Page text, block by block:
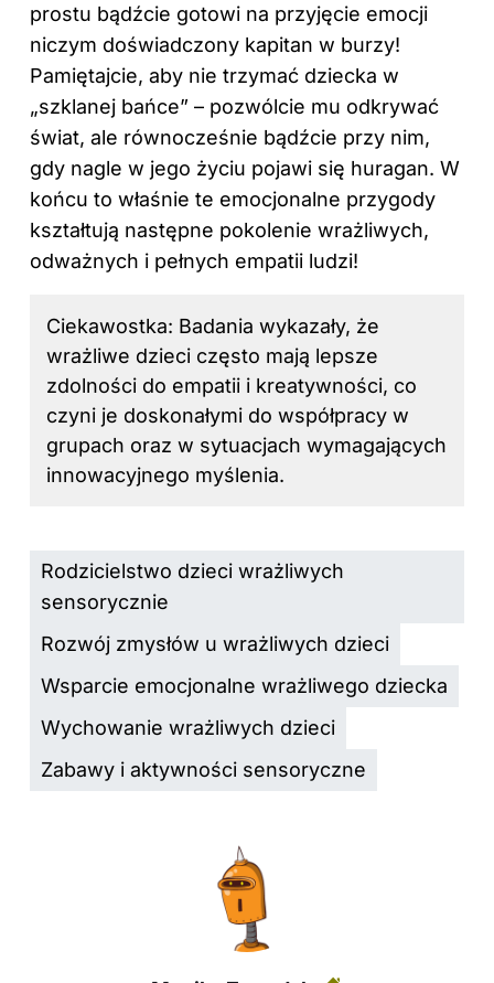
prostu bądźcie gotowi na przyjęcie emocji
niczym doświadczony kapitan w burzy!
Pamiętajcie, aby nie trzymać dziecka w
„szklanej bańce” – pozwólcie mu odkrywać
świat, ale równocześnie bądźcie przy nim,
gdy nagle w jego życiu pojawi się huragan. W
końcu to właśnie te emocjonalne przygody
kształtują następne pokolenie wrażliwych,
odważnych i pełnych empatii ludzi!
Ciekawostka: Badania wykazały, że
wrażliwe dzieci często mają lepsze
zdolności do empatii i kreatywności, co
czyni je doskonałymi do współpracy w
grupach oraz w sytuacjach wymagających
innowacyjnego myślenia.
Rodzicielstwo dzieci wrażliwych
sensorycznie
Rozwój zmysłów u wrażliwych dzieci
Wsparcie emocjonalne wrażliwego dziecka
Wychowanie wrażliwych dzieci
Zabawy i aktywności sensoryczne